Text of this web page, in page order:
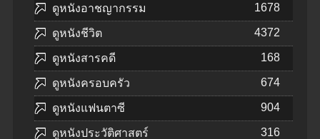
ดูหนังอาชญากรรม 1678
ดูหนังชีวิต 4372
ดูหนังสารคดี 168
ดูหนังครอบครัว 674
ดูหนังแฟนตาซี 904
ดูหนังประวัติศาสตร์ 316